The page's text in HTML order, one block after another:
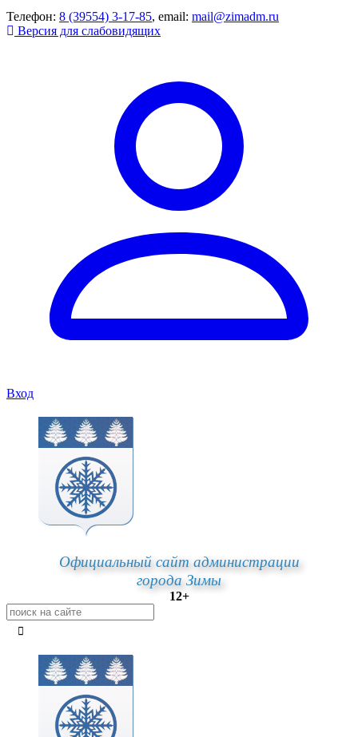
Телефон: 8 (39554) 3-17-85, email: mail@zimadm.ru
Версия для слабовидящих
Вход
Официальный сайт администрации
города Зимы
12+